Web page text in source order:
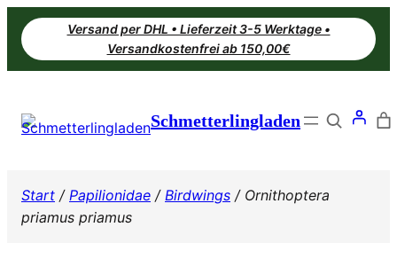
Zum
Inhalt
springen
Versand per DHL • Lieferzeit 3-5 Werktage •
Versandkostenfrei ab 150,00€
Schmetterlingladen Search
Start / Papilionidae / Birdwings / Ornithoptera
priamus priamus